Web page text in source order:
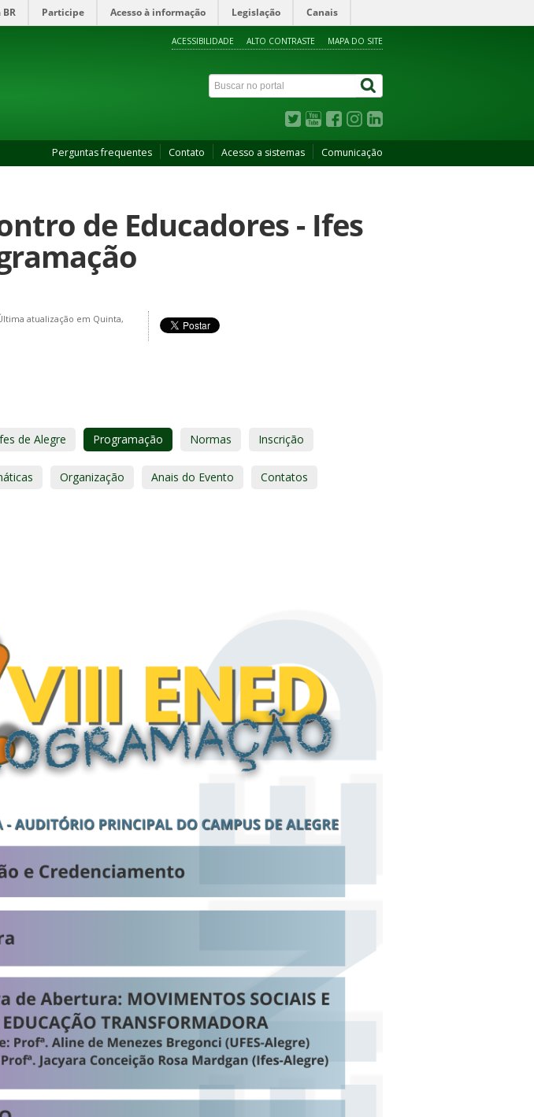
Participe Acesso à informação Legislação Canais
ACESSIBILIDADE ALTO CONTRASTE MAPA DO SITE
Perguntas frequentes Contato Acesso a sistemas Comunicação
de Educadores - Ifes
atualização em Quinta,
de Alegre Programação Normas Inscrição
Organização Anais do Evento Contatos